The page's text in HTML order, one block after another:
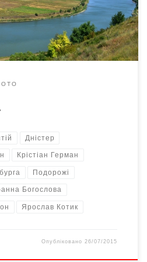
Дністер
Крістіан Герман
Подорожі
Богослова
Ярослав Котик
Опубліковано 26/07/2015